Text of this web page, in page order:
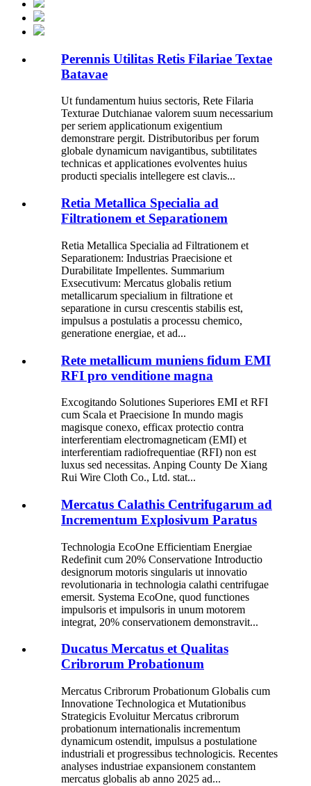
Perennis Utilitas Retis Filariae Textae
Batavae
Ut fundamentum huius sectoris, Rete Filaria
Texturae Dutchianae valorem suum necessarium
per seriem applicationum exigentium
demonstrare pergit. Distributoribus per forum
globale dynamicum navigantibus, subtilitates
technicas et applicationes evolventes huius
producti specialis intellegere est clavis...
Retia Metallica Specialia ad
Filtrationem et Separationem
Retia Metallica Specialia ad Filtrationem et
Separationem: Industrias Praecisione et
Durabilitate Impellentes. Summarium
Exsecutivum: Mercatus globalis retium
metallicarum specialium in filtratione et
separatione in cursu crescentis stabilis est,
impulsus a postulatis a processu chemico,
generatione energiae, et ad...
Rete metallicum muniens fidum EMI
RFI pro venditione magna
Excogitando Solutiones Superiores EMI et RFI
cum Scala et Praecisione In mundo magis
magisque conexo, efficax protectio contra
interferentiam electromagneticam (EMI) et
interferentiam radiofrequentiae (RFI) non est
luxus sed necessitas. Anping County De Xiang
Rui Wire Cloth Co., Ltd. stat...
Mercatus Calathis Centrifugarum ad
Incrementum Explosivum Paratus
Technologia EcoOne Efficientiam Energiae
Redefinit cum 20% Conservatione Introductio
designorum motoris singularis ut innovatio
revolutionaria in technologia calathi centrifugae
emersit. Systema EcoOne, quod functiones
impulsoris et impulsoris in unum motorem
integrat, 20% conservationem demonstravit...
Ducatus Mercatus et Qualitas
Cribrorum Probationum
Mercatus Cribrorum Probationum Globalis cum
Innovatione Technologica et Mutationibus
Strategicis Evoluitur Mercatus cribrorum
probationum internationalis incrementum
dynamicum ostendit, impulsus a postulatione
industriali et progressibus technologicis. Recentes
analyses industriae expansionem constantem
mercatus globalis ab anno 2025 ad...